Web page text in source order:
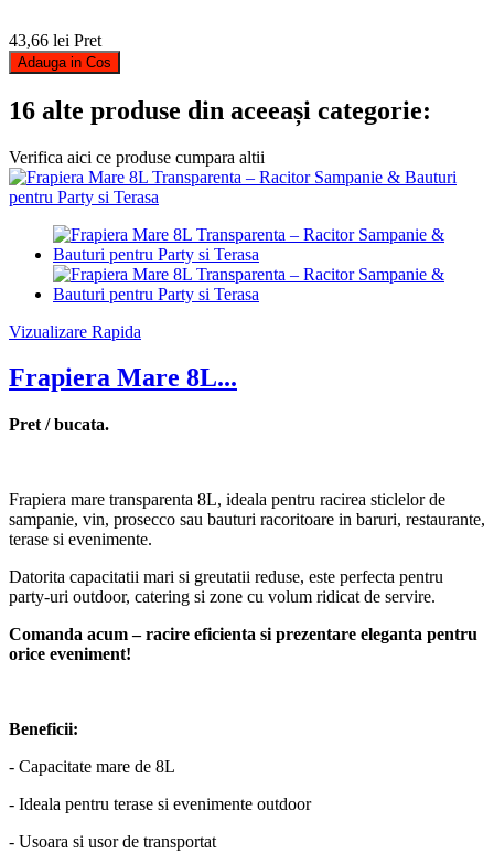
43,66 lei Pret
Adauga in Cos
16 alte produse din aceeași categorie:
Verifica aici ce produse cumpara altii
Vizualizare Rapida
Frapiera Mare 8L...
Pret / bucata.
Frapiera mare transparenta 8L, ideala pentru racirea sticlelor de
sampanie, vin, prosecco sau bauturi racoritoare in baruri, restaurante,
terase si evenimente.
Datorita capacitatii mari si greutatii reduse, este perfecta pentru
party-uri outdoor, catering si zone cu volum ridicat de servire.
Comanda acum – racire eficienta si prezentare eleganta pentru
orice eveniment!
Beneficii:
- Capacitate mare de 8L
- Ideala pentru terase si evenimente outdoor
- Usoara si usor de transportat